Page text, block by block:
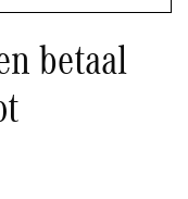
betaal